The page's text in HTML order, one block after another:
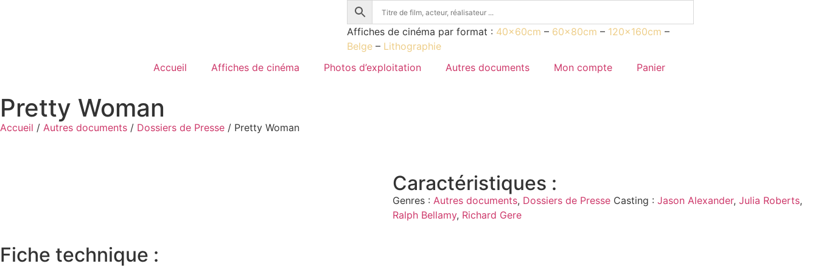
Affiches de cinéma par format : 40x60cm – 60x80cm – 120x160cm –
Belge – Lithographie
Accueil
Affiches de cinéma Photos d’exploitation Autres documents Mon compte Panier
Pretty Woman
Accueil / Autres documents / Dossiers de Presse / Pretty Woman
Caractéristiques :
Genres : Autres documents, Dossiers de Presse Casting : Jason Alexander,Julia Roberts,
Ralph Bellamy, Richard Gere
Fiche technique :